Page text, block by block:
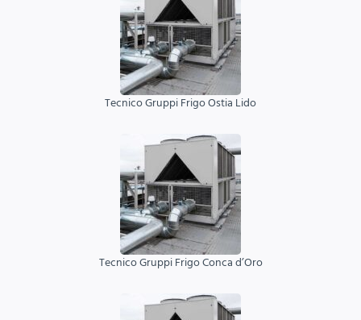
Tecnico Gruppi Frigo Ostia Lido
Tecnico Gruppi Frigo Conca d’Oro